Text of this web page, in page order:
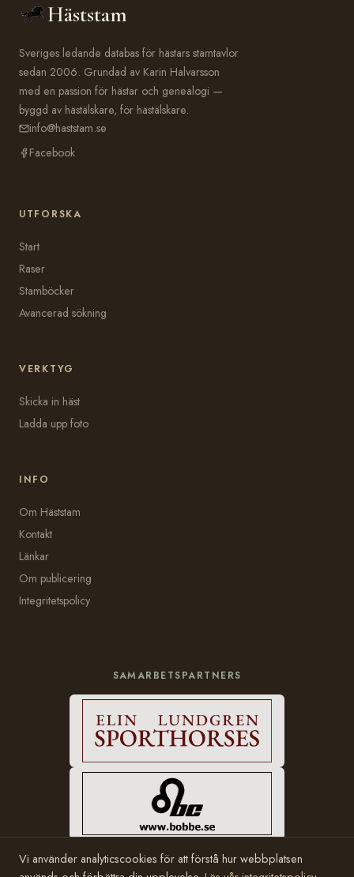
Häststam
Sveriges ledande databas för hästars stamtavlor
sedan 2006. Grundad av Karin Halvarsson
med en passion för hästar och genealogi —
byggd av hästälskare, för hästälskare.
info@haststam.se
Facebook
UTFORSKA
Start
Raser
Stamböcker
Avancerad sökning
VERKTYG
Skicka in häst
Ladda upp foto
INFO
Om Häststam
Kontakt
Länkar
Om publicering
Integritetspolicy
SAMARBETSPARTNERS
Vi använder analyticscookies för att förstå hur webbplatsen